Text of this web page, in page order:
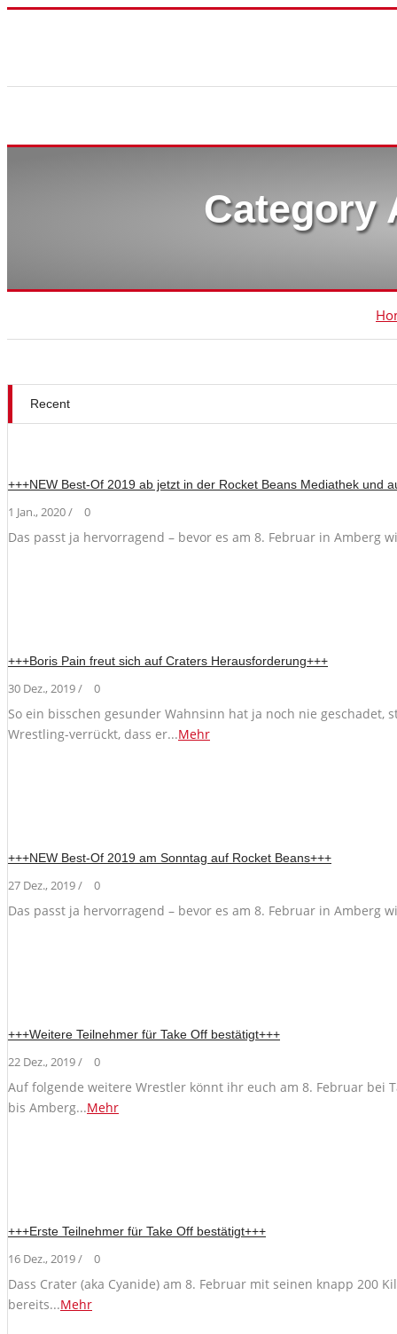
Category
Recent
+++NEW Best-Of 2019 ab jetzt in der Rocket Beans Mediathek und
1 Jan., 2020 / 0
Das passt ja hervorragend – bevor es am 8. Februar in Amberg
+++Boris Pain freut sich auf Craters Herausforderung+++
30 Dez., 2019 / 0
So ein bisschen gesunder Wahnsinn hat ja noch nie geschadet,
Wrestling-verrückt, dass er...Mehr
+++NEW Best-Of 2019 am Sonntag auf Rocket Beans+++
27 Dez., 2019 / 0
Das passt ja hervorragend – bevor es am 8. Februar in Amberg
+++Weitere Teilnehmer für Take Off bestätigt+++
22 Dez., 2019 / 0
Auf folgende weitere Wrestler könnt ihr euch am 8. Februar bei
bis Amberg...Mehr
+++Erste Teilnehmer für Take Off bestätigt+++
16 Dez., 2019 / 0
Dass Crater (aka Cyanide) am 8. Februar mit seinen knapp
bereits...Mehr